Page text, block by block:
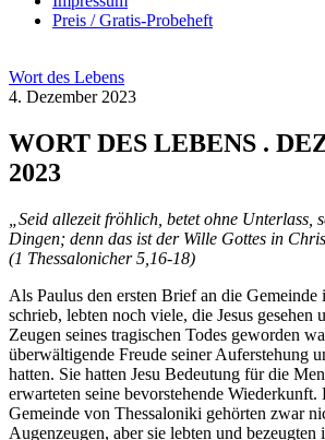
Preis / Gratis-Probeheft
Wort des Lebens
4. Dezember 2023
WORT DES LEBENS .
2023
„Seid allezeit fröhlich, betet ohne Unterlass,
Dingen; denn das ist der Wille Gottes in
(1 Thessalonicher 5,16-18)
Als Paulus den ersten Brief an die Gemeinde
schrieb, lebten noch viele, die Jesus gesehen
Zeugen seines tragischen Todes geworden
überwältigende Freude seiner Auferstehung
hatten. Sie hatten Jesu Bedeutung für die
erwarteten seine bevorstehende
Gemeinde von Thessaloniki gehörten zwar
Augenzeugen, aber sie lebten und bezeugten